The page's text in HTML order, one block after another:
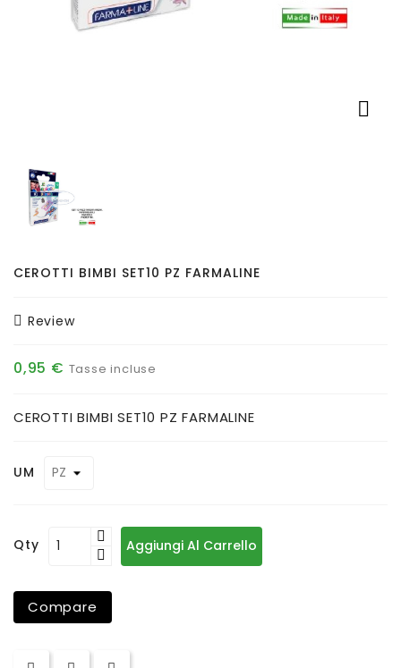
Accessori

CEROTTI BIMBI SET10 PZ FARMALINE
Review
0,95 € Tasse incluse
CEROTTI BIMBI SET10 PZ FARMALINE
UM
Qty Aggiungi Al Carrello
Compare